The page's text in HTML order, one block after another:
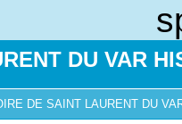
DU VAR
DE SAINT LAURENT DU